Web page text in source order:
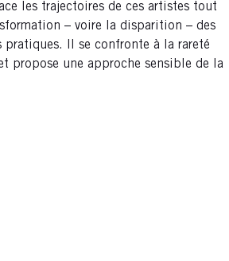
les trajectoires de ces artistes tout
– voire la disparition – des
pratiques. Il se confronte à la rareté
propose une approche sensible de la